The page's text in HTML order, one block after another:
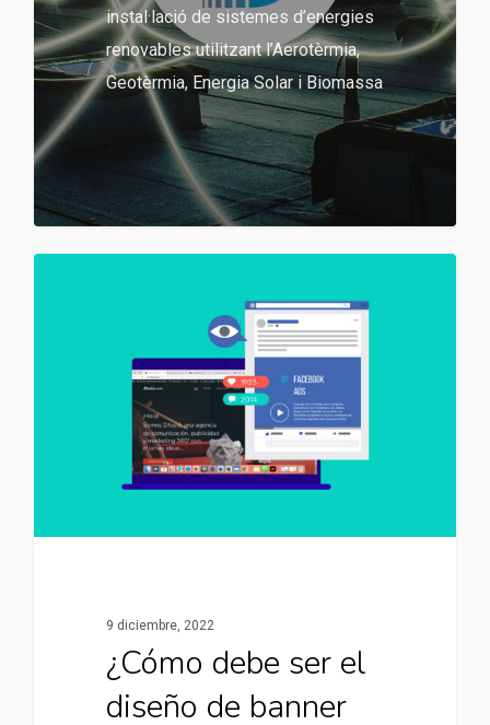
instal·lació de sistemes d’energies
renovables utilitzant l’Aerotèrmia,
Geotèrmia, Energia Solar i Biomassa
9 diciembre, 2022
¿Cómo debe ser el
diseño de banner